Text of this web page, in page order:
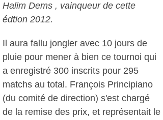
Halim Dems , vainqueur de cette
édtion 2012.
Il aura fallu jongler avec 10 jours de
pluie pour mener à bien ce tournoi qui
a enregistré 300 inscrits pour 295
matchs au total. François Principiano
(du comité de direction) s'est chargé
de la remise des prix, et représentait le